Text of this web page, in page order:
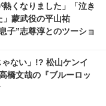
熱くなりました」「泣き
」蒙武役の平山祐
子”志尊淳とのツーショ
ゃない」!? 松山ケンイ
橋文哉の『ブルーロッ